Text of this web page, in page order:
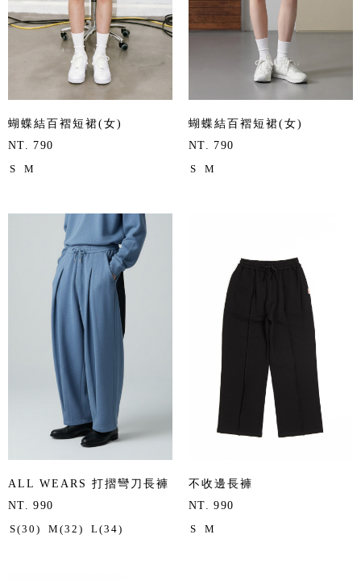
蝴蝶結百褶短裙(女)
NT. 790
S M
蝴蝶結百褶短裙(女)
NT. 790
S M
ALL WEARS 打摺彎刀長褲
NT. 990
S(30) M(32) L(34)
不收邊長褲
NT. 990
S M